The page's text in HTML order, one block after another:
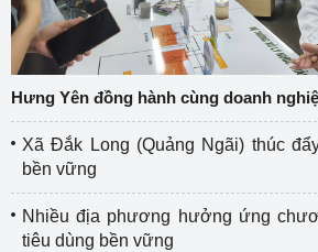
Hưng Yên đồng hành cùng doanh
Xã Đắk Long (Quảng Ngãi) thúc
bền vững
Nhiều địa phương hưởng ứng
tiêu dùng bền vững